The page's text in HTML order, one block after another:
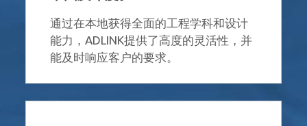
通过在本地获得全面的工程学科和设计
能力，ADLINK提供了高度的灵活性，并
能及时响应客户的要求。